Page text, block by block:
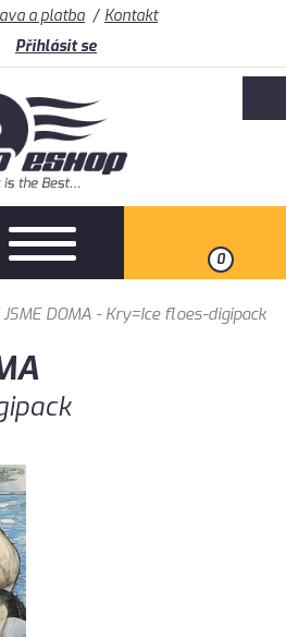
a platba
Kontakt
Přihlásit se
0
JSME DOMA - Kry=Ice floes-digipack